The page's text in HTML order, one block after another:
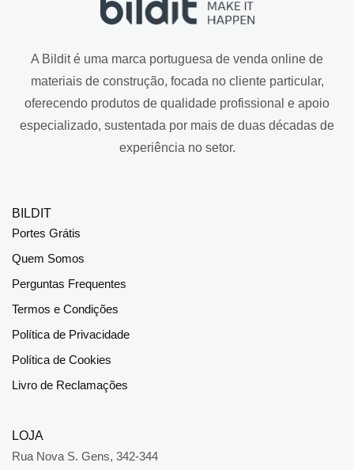
A Bildit é uma marca portuguesa de venda online de
materiais de construção, focada no cliente particular,
oferecendo produtos de qualidade profissional e apoio
especializado, sustentada por mais de duas décadas de
experiência no setor.
BILDIT
Portes Grátis
Quem Somos
Perguntas Frequentes
Termos e Condições
Política de Privacidade
Política de Cookies
Livro de Reclamações
LOJA
Rua Nova S. Gens, 342-344